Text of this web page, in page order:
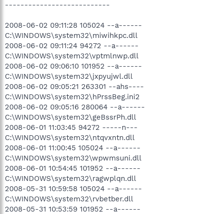
---------------------------
2008-06-02 09:11:28 105024 --a------
C:\WINDOWS\system32\miwihkpc.dll
2008-06-02 09:11:24 94272 --a------
C:\WINDOWS\system32\vptmlnwp.dll
2008-06-02 09:06:10 101952 --a------
C:\WINDOWS\system32\jxpyujwl.dll
2008-06-02 09:05:21 263301 --ahs----
C:\WINDOWS\system32\hPrssBeg.ini2
2008-06-02 09:05:16 280064 --a------
C:\WINDOWS\system32\geBssrPh.dll
2008-06-01 11:03:45 94272 -----n---
C:\WINDOWS\system32\ntqvxntn.dll
2008-06-01 11:00:45 105024 --a------
C:\WINDOWS\system32\wpwmsuni.dll
2008-06-01 10:54:45 101952 --a------
C:\WINDOWS\system32\ragwplqn.dll
2008-05-31 10:59:58 105024 --a------
C:\WINDOWS\system32\rvbetber.dll
2008-05-31 10:53:59 101952 --a------